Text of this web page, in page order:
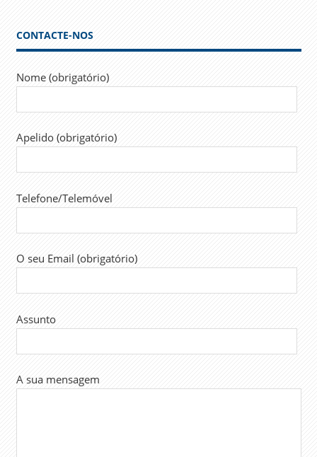
CONTACTE-NOS
Nome (obrigatório)
Apelido (obrigatório)
Telefone/Telemóvel
O seu Email (obrigatório)
Assunto
A sua mensagem